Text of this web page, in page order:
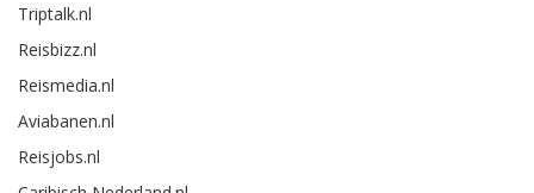
Triptalk.nl
Reisbizz.nl
Reismedia.nl
Aviabanen.nl
Reisjobs.nl